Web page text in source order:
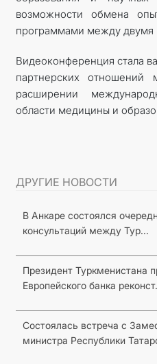
возможности обмена
программами между двумя
Видеоконференция стала
партнерских отношений
расширении
области медицины и
ДРУГИЕ НОВОСТИ
В Анкаре состоялся
консультаций между Тур...
Президент Туркменистана
Европейского банка
Состоялась встреча с
министра Республики